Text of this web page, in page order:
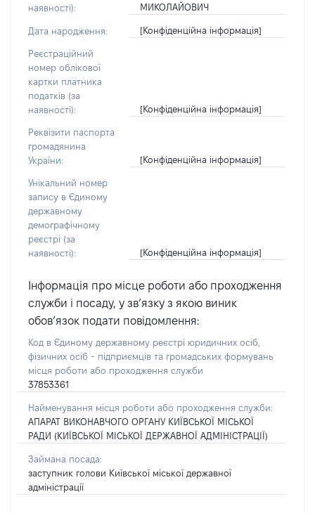
наявності):
МИКОЛАЙОВИЧ
Дата народження: [Конфіденційна інформація]
Реєстраційний
номер облікової
картки платника
податків (за
наявності):
[Конфіденційна інформація]
Реквізити паспорта
громадянина
України:
[Конфіденційна інформація]
Унікальний номер
запису в Єдиному
державному
демографічному
реєстрі (за
наявності):
[Конфіденційна інформація]
Інформація про місце роботи або проходження
служби і посаду, у зв’язку з якою виник
обов’язок подати повідомлення:
Код в Єдиному державному реєстрі юридичних осіб,
фізичних осіб - підприємців та громадських формувань
місця роботи або проходження служби
37853361
Найменування місця роботи або проходження служби:
АПАРАТ ВИКОНАВЧОГО ОРГАНУ КИЇВСЬКОЇ МІСЬКОЇ
РАДИ (КИЇВСЬКОЇ МІСЬКОЇ ДЕРЖАВНОЇ АДМІНІСТРАЦІЇ)
Займана посада:
заступник голови Київської міської державної
адміністрації